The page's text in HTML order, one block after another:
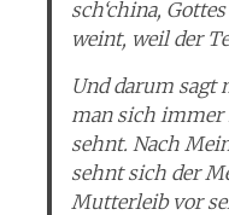
sch‘china,
weint, weil der
Und darum sagt
man sich immer
sehnt. Nach
sehnt sich der
Mutterleib vor